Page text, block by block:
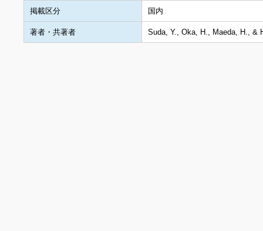
掲載区分 国内
著者・共著者 Suda, Y., Oka, H., Maeda, H., &